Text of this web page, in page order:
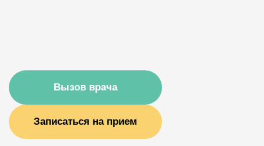
Вызов врача
Записаться на прием